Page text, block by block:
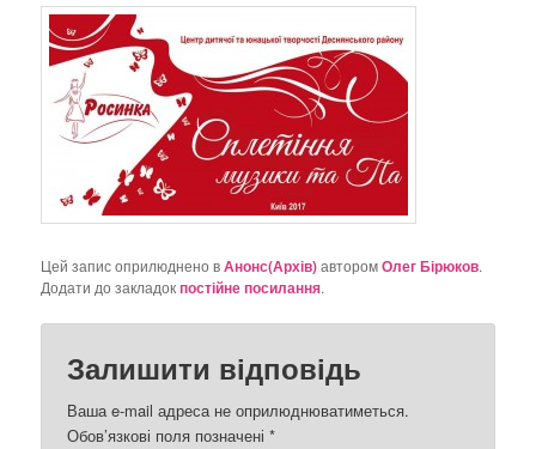
Цей запис оприлюднено вАнонс(Архів)авторомОлег Бірюков.
Додати до закладокпостійне посилання.
Залишити відповідь
Ваша e-mail адреса не оприлюднюватиметься.
Обов’язкові поля позначені*